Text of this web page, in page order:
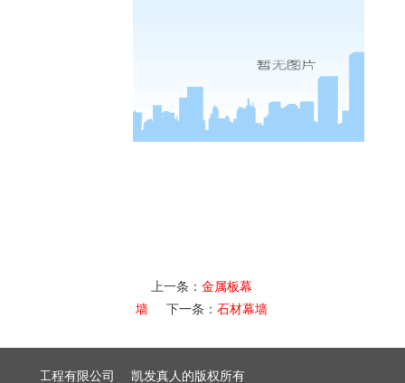
上一条： 金属板幕
墙下一条： 石材幕墙
筑装饰工程有限公司 凯发真人的版权所有